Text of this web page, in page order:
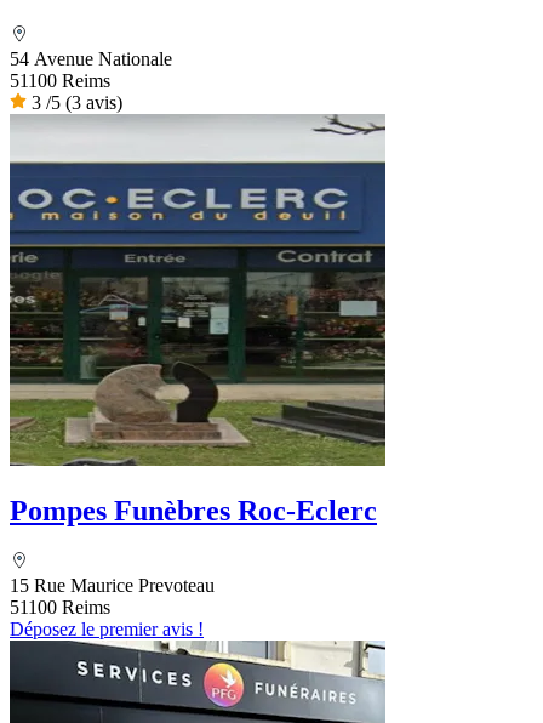
54 Avenue Nationale
51100 Reims
3 /5 (3 avis)
Pompes Funèbres Roc-Eclerc
15 Rue Maurice Prevoteau
51100 Reims
Déposez le premier avis !